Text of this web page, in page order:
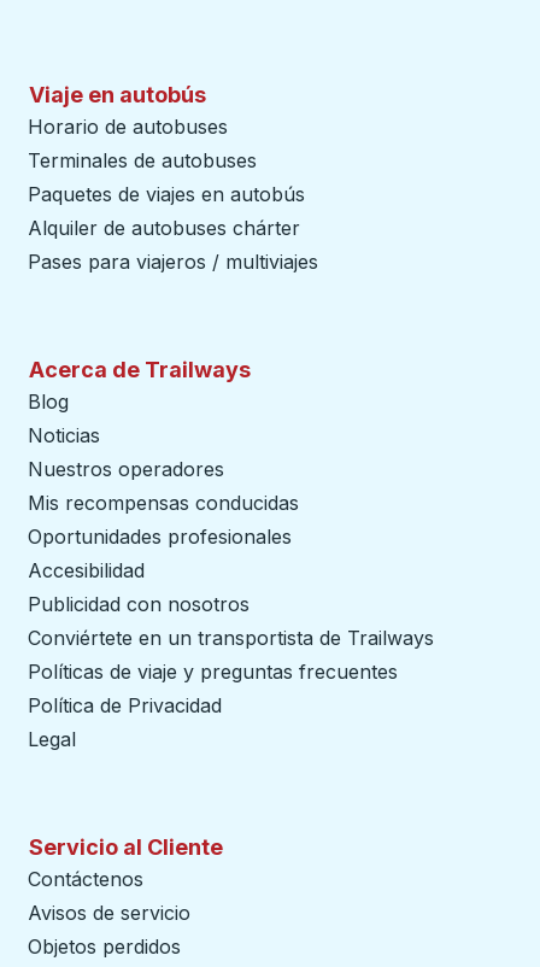
Viaje en autobús
Horario de autobuses
Terminales de autobuses
Paquetes de viajes en autobús
Alquiler de autobuses chárter
Pases para viajeros / multiviajes
Acerca de Trailways
Blog
Noticias
Nuestros operadores
Mis recompensas conducidas
Oportunidades profesionales
Accesibilidad
Publicidad con nosotros
Conviértete en un transportista de Trailways
Políticas de viaje y preguntas frecuentes
Política de Privacidad
Legal
Servicio al Cliente
Contáctenos
Avisos de servicio
Objetos perdidos